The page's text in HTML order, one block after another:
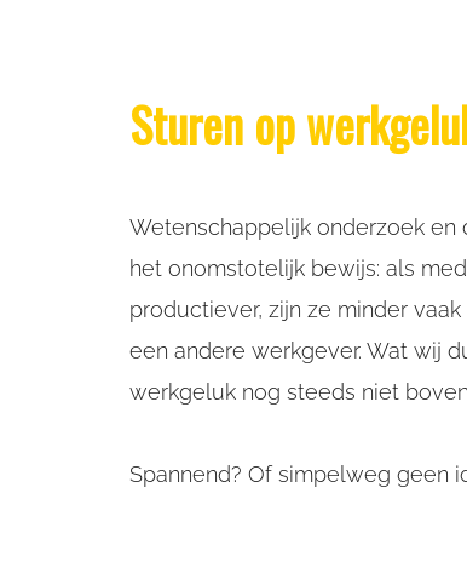
Sturen op
Wetenschappelijk onderzoek
het onomstotelijk bewijs: als
productiever, zijn ze minder
een andere werkgever. Wat wij
werkgeluk nog steeds niet
Spannend? Of simpelweg geen